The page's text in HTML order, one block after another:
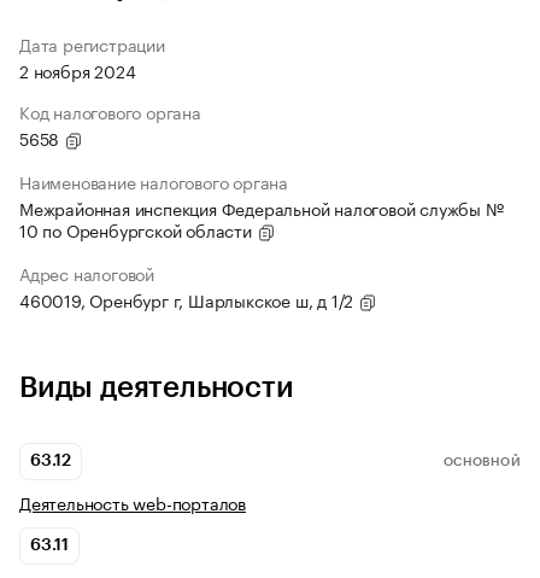
Дата регистрации
2 ноября 2024
Код налогового органа
5658
Наименование налогового органа
Межрайонная инспекция Федеральной налоговой службы №
10 по Оренбургской области
Адрес налоговой
460019, Оренбург г, Шарлыкское ш, д 1/2
Виды деятельности
63.12 ОСНОВНОЙ
Деятельность web-порталов
63.11